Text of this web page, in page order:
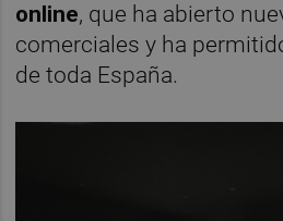
online, que ha abierto
comerciales y ha
de toda España.